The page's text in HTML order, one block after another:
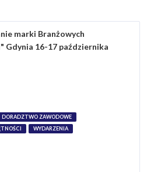
marki Branżowych
Gdynia 16-17 października
DORADZTWO ZAWODOWE
WYDARZENIA